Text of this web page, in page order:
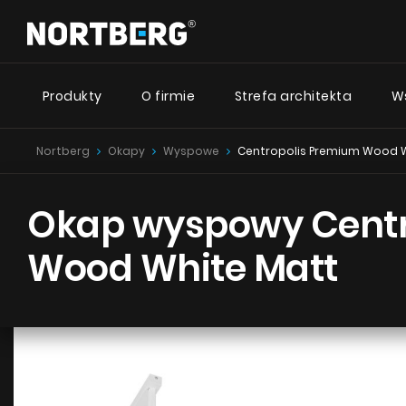
Produkty
Nowości
Okapy Kominowe
Okapy Podszafkowe
Okapy Rustykalne
Okapy Sufitowe
Okapy przyścienne
Okapy do zabudowy
Okapy Teleskopowe
Okapy Blatowe
Okapy
Nortberg
Okapy z
O firmie Strefa architekta
Poradnik
ZOBACZ WSZYSTKIE
Nortberg Okapy Wyspowe Centropolis Premium Wood
Okap wyspowy
Wood White Matt